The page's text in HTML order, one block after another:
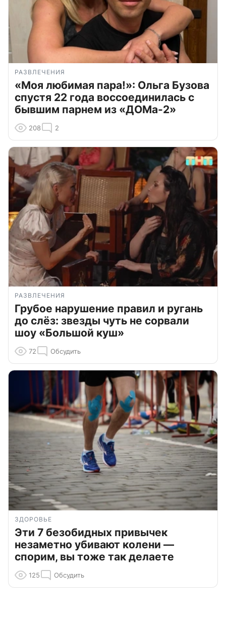
РАЗВЛЕЧЕНИЯ
«Моя любимая пара!»: Ольга Бузова
спустя 22 года воссоединилась с
бывшим парнем из «ДОМа-2»
208 2
РАЗВЛЕЧЕНИЯ
Грубое нарушение правил и ругань
до слёз: звезды чуть не сорвали
шоу «Большой куш»
72 Обсудить
ЗДОРОВЬЕ
Эти 7 безобидных привычек
незаметно убивают колени —
спорим, вы тоже так делаете
125 Обсудить